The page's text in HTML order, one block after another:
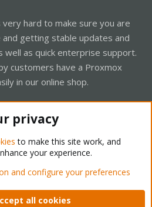
hard to make sure you are
getting stable updates and
well as quick enterprise support.
customers have a Proxmox
in our online shop.
Forum - Light Mode
Privacy policy Help Home
privacy
to make this site work, and
your experience.
and configure your preferences
all cookies